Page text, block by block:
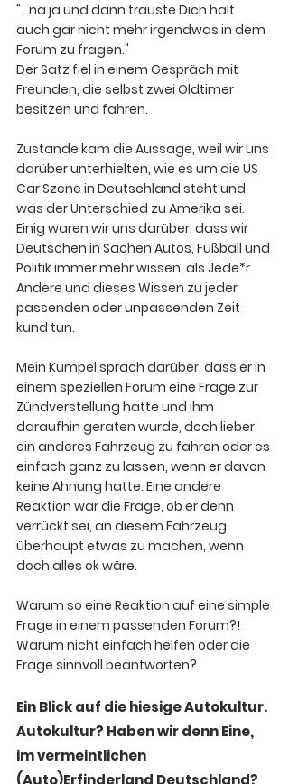
"...na ja und dann trauste Dich halt
auch gar nicht mehr irgendwas in dem
Forum zu fragen."
Der Satz fiel in einem Gespräch mit
Freunden, die selbst zwei Oldtimer
besitzen und fahren.
Zustande kam die Aussage, weil wir uns
darüber unterhielten, wie es um die US
Car Szene in Deutschland steht und
was der Unterschied zu Amerika sei.
Einig waren wir uns darüber, dass wir
Deutschen in Sachen Autos, Fußball und
Politik immer mehr wissen, als Jede*r
Andere und dieses Wissen zu jeder
passenden oder unpassenden Zeit
kund tun.
Mein Kumpel sprach darüber, dass er in
einem speziellen Forum eine Frage zur
Zündverstellung hatte und ihm
daraufhin geraten wurde, doch lieber
ein anderes Fahrzeug zu fahren oder es
einfach ganz zu lassen, wenn er davon
keine Ahnung hatte. Eine andere
Reaktion war die Frage, ob er denn
verrückt sei, an diesem Fahrzeug
überhaupt etwas zu machen, wenn
doch alles ok wäre.
Warum so eine Reaktion auf eine simple
Frage in einem passenden Forum?!
Warum nicht einfach helfen oder die
Frage sinnvoll beantworten?
Ein Blick auf die hiesige Autokultur.
Autokultur? Haben wir denn Eine,
im vermeintlichen